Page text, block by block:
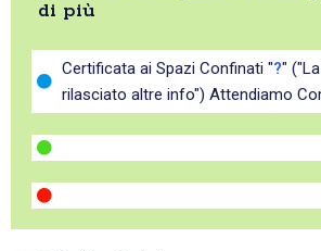
di più
Certificata ai Spazi Confinati "?"
rilasciato altre info") Attendiamo